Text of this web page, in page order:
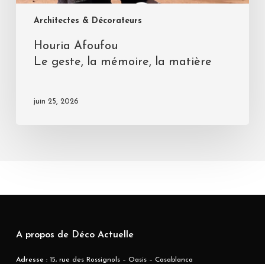
Architectes & Décorateurs
Houria Afoufou
Le geste, la mémoire, la matière
juin 25, 2026
A propos de Déco Actuelle
Adresse : 15, rue des Rossignols – Oasis – Casablanca